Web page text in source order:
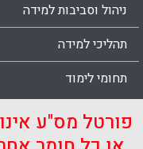
ניהול וסביבות למידה
תהליכי למידה
תחומי לימוד
פורטל מס"ע